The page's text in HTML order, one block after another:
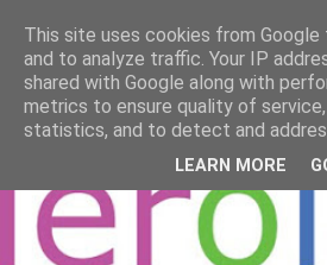
This site uses cookies from
and to analyze traffic. Your IP
shared with Google along with
metrics to ensure quality of
statistics, and to detect and
LEARN MORE